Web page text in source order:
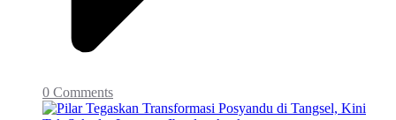
0 Comments